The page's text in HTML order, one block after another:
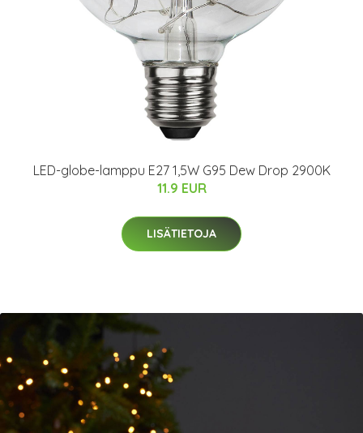
LED-globe-lamppu E27 1,5W G95 Dew Drop 2900K
11.9 EUR
LISÄTIETOJA